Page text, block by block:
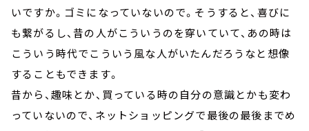
いですか。ゴミになっていないので。そうすると、喜びに
も繋がるし、昔の人がこういうのを穿いていて、あの時は
こういう時代でこういう風な人がいたんだろうなと想像
することもできます。
昔から、趣味とか、買っている時の自分の意識とかも変わ
っていないので、ネットショッピングで最後の最後までめ